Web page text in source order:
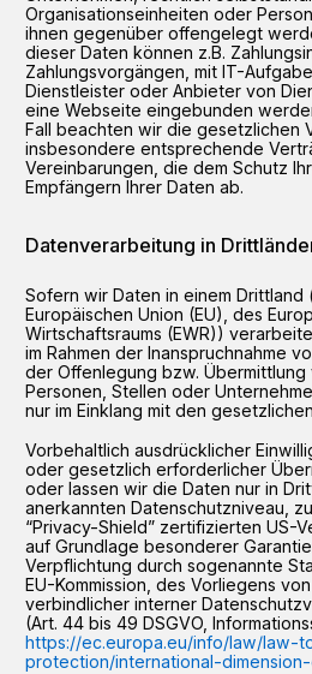
Organisationseinheiten oder
ihnen gegenüber offengelegt
dieser Daten können z.B.
Zahlungsvorgängen, mit IT-
Dienstleister oder Anbieter von
eine Webseite eingebunden
Fall beachten wir die gesetzlichen
insbesondere entsprechende
Vereinbarungen, die dem Schutz
Empfängern Ihrer Daten ab.
Datenverarbeitung in
Sofern wir Daten in einem Drittland
Europäischen Union (EU), des
Wirtschaftsraums (EWR))
im Rahmen der Inanspruchnahme
der Offenlegung bzw.
Personen, Stellen oder
nur im Einklang mit den
Vorbehaltlich ausdrücklicher
oder gesetzlich erforderlicher
oder lassen wir die Daten nur in
anerkannten Datenschutzniveau,
“Privacy-Shield” zertifizierten US-
auf Grundlage besonderer
Verpflichtung durch sogenannte
EU-Kommission, des Vorliegens
verbindlicher interner
(Art. 44 bis 49 DSGVO,
https://ec.europa.eu/info/law/law-
protection/international-